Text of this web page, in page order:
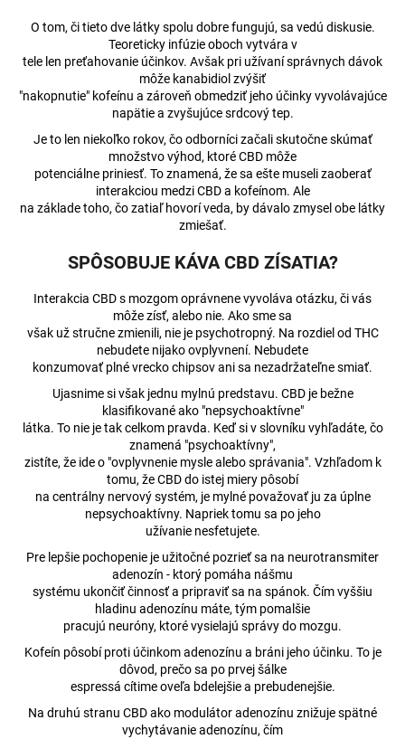
O tom, či tieto dve látky spolu dobre fungujú, sa vedú diskusie.
Teoreticky infúzie oboch vytvára v
tele len preťahovanie účinkov. Avšak pri užívaní správnych dávok
môže kanabidiol zvýšiť
"nakopnutie" kofeínu a zároveň obmedziť jeho účinky vyvolávajúce
napätie a zvyšujúce srdcový tep.
Je to len niekoľko rokov, čo odborníci začali skutočne skúmať
množstvo výhod, ktoré CBD môže
potenciálne priniesť. To znamená, že sa ešte museli zaoberať
interakciou medzi CBD a kofeínom. Ale
na základe toho, čo zatiaľ hovorí veda, by dávalo zmysel obe látky
zmiešať.
SPÔSOBUJE KÁVA CBD ZÍSATIA?
Interakcia CBD s mozgom oprávnene vyvoláva otázku, či vás
môže zísť, alebo nie. Ako sme sa
však už stručne zmienili, nie je psychotropný. Na rozdiel od THC
nebudete nijako ovplyvnení. Nebudete
konzumovať plné vrecko chipsov ani sa nezadržateľne smiať.
Ujasnime si však jednu mylnú predstavu. CBD je bežne
klasifikované ako "nepsychoaktívne"
látka. To nie je tak celkom pravda. Keď si v slovníku vyhľadáte, čo
znamená "psychoaktívny",
zistíte, že ide o "ovplyvnenie mysle alebo správania". Vzhľadom k
tomu, že CBD do istej miery pôsobí
na centrálny nervový systém, je mylné považovať ju za úplne
nepsychoaktívny. Napriek tomu sa po jeho
užívanie nesfetujete.
Pre lepšie pochopenie je užitočné pozrieť sa na neurotransmiter
adenozín - ktorý pomáha nášmu
systému ukončiť činnosť a pripraviť sa na spánok. Čím vyššiu
hladinu adenozínu máte, tým pomalšie
pracujú neuróny, ktoré vysielajú správy do mozgu.
Kofeín pôsobí proti účinkom adenozínu a bráni jeho účinku. To je
dôvod, prečo sa po prvej šálke
espressá cítime oveľa bdelejšie a prebudenejšie.
Na druhú stranu CBD ako modulátor adenozínu znižuje spätné
vychytávanie adenozínu, čím